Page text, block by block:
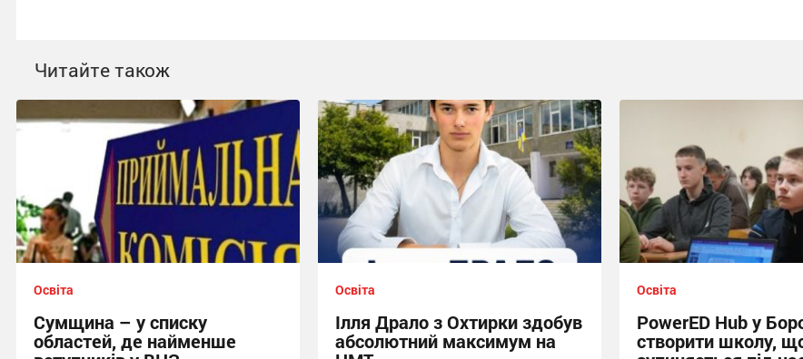
Читайте також
Освіта
Сумщина – у списку
областей, де найменше
Освіта
Ілля Драло з Охтирки здобув
абсолютний максимум на
Освіта
PowerED Hub у
створити школу,